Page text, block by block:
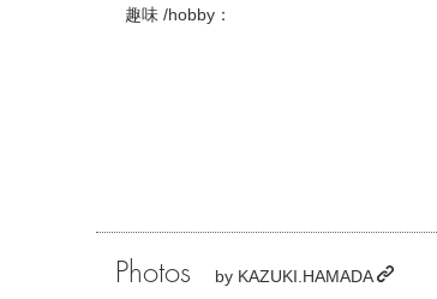
趣味 /hobby：
Photos by KAZUKI.HAMADA